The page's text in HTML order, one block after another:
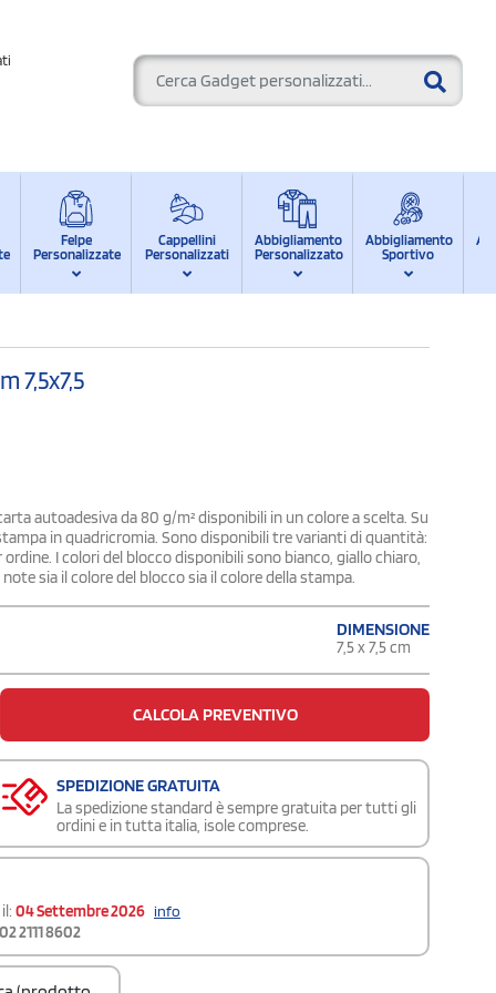
Felpe
Personalizzate
Cappellini
Personalizzati
Abbigliamento
Personalizzato
Abbigliamento
Sportivo
7,5x7,5
autoadesiva da 80 g/m² disponibili in un colore a scelta. Su
in quadricromia. Sono disponibili tre varianti di quantità:
I colori del blocco disponibili sono bianco, giallo chiaro,
sia il colore del blocco sia il colore della stampa.
DIMENSIONE
7,5 x 7,5 cm
CALCOLA PREVENTIVO
SPEDIZIONE GRATUITA
La spedizione standard è sempre gratuita per tutti gli
ordini e in tutta italia, isole comprese.
04 Settembre 2026 info
02 2111 8602